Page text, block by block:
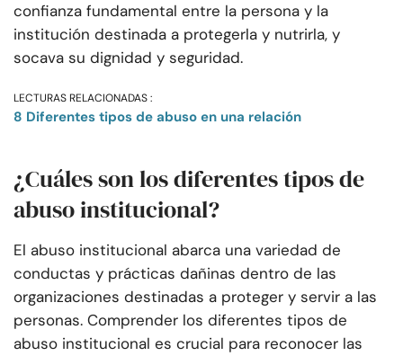
confianza fundamental entre la persona y la
institución destinada a protegerla y nutrirla, y
socava su dignidad y seguridad.
LECTURAS RELACIONADAS :
8 Diferentes tipos de abuso en una relación
¿Cuáles son los diferentes tipos de
abuso institucional?
El abuso institucional abarca una variedad de
conductas y prácticas dañinas dentro de las
organizaciones destinadas a proteger y servir a las
personas. Comprender los diferentes tipos de
abuso institucional es crucial para reconocer las